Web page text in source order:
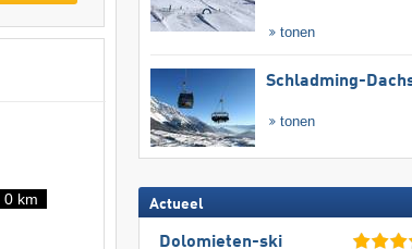
0 km
tonen
Schladming-
tonen
Actueel
Dolomieten-ski